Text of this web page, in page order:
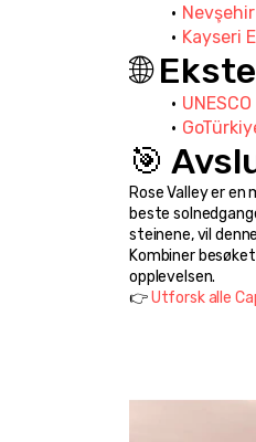
Kayseri
🌐
🎯
Rose Valley er
beste
steinene, vil
Kombiner
opplevelsen.
👉 Utforsk alle